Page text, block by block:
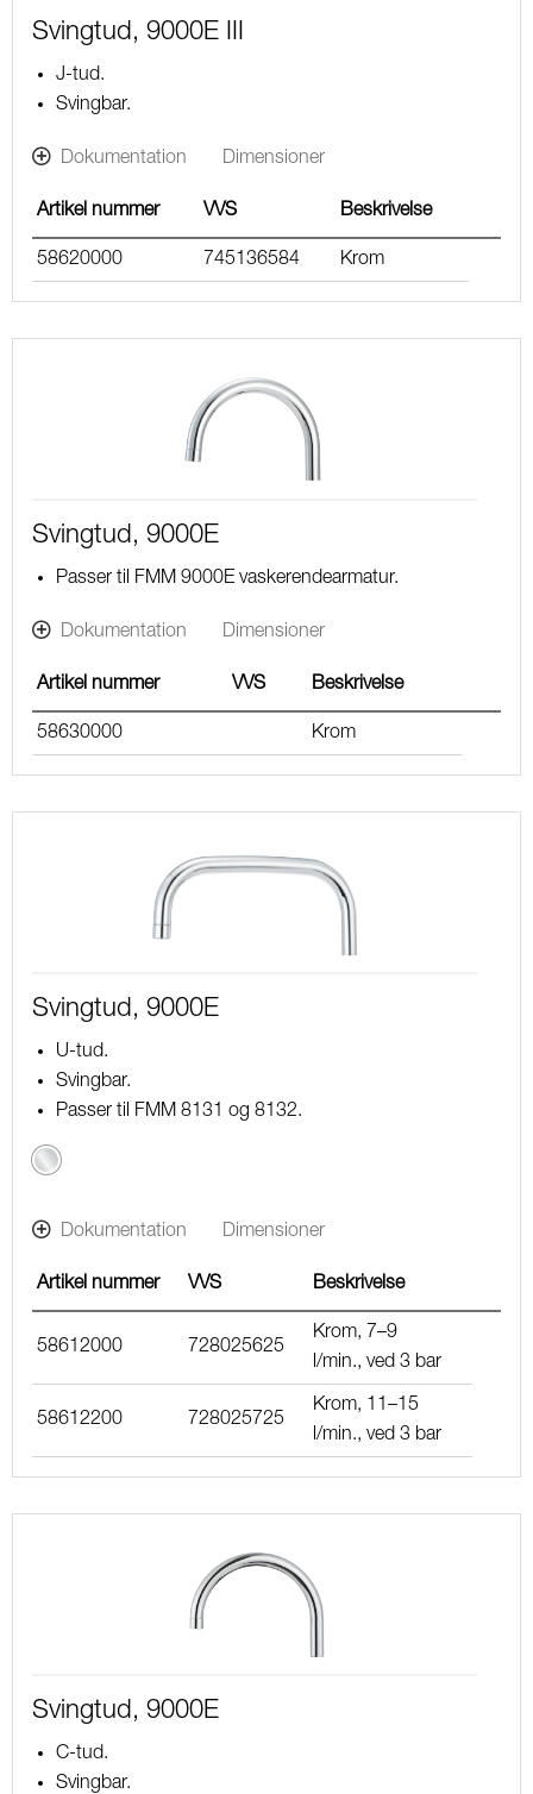
Svingtud, 9000E III
J-tud.
Svingbar.
Dokumentation Dimensioner
Artikel nummer VVS Beskrivelse
58620000 745136584 Krom
Svingtud, 9000E
Passer til FMM 9000E vaskerendearmatur.
Dokumentation Dimensioner
Artikel nummer VVS Beskrivelse
58630000 Krom
Svingtud, 9000E
U-tud.
Svingbar.
Passer til FMM 8131 og 8132.
Krom
Dokumentation Dimensioner
Artikel nummer VVS Beskrivelse
58612000 728025625
Krom, 7–9
l/min., ved 3 bar
58612200 728025725
Krom, 11–15
l/min., ved 3 bar
Svingtud, 9000E
C-tud.
Svingbar.